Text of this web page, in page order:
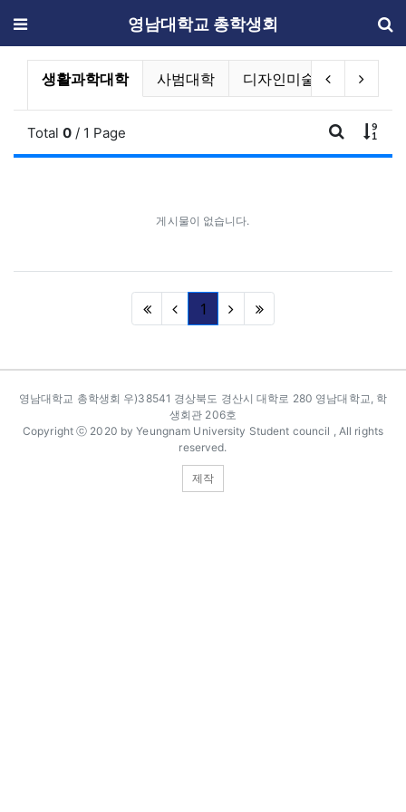
메뉴 영남대학교 총학생회
단과대학 및 독립기구 공지사항 분류
현재 분류
생활과학대학 사범대학 디자인미술대학이전 분류
다음
Total 0 / 1 Page
게시판 검
게
게시물이 없습니다.
1 (current)
카피라이트
영남대학교 총학생회 우)38541 경상북도 경산시 대학로 280 영남대학교, 학
생회관 206호
Copyright ⓒ 2020 by Yeungnam University Student council , All rights
reserved.
제작